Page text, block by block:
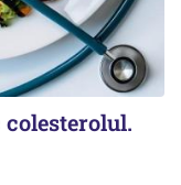
colesterolul.